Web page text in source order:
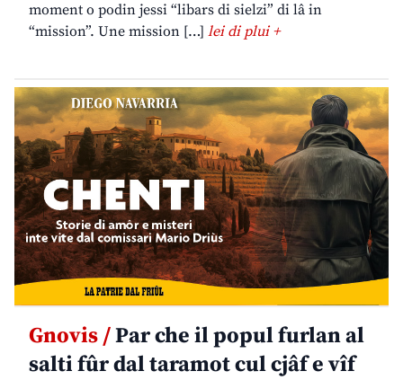
moment o podin jessi “libars di sielzi” di lâ in
“mission”. Une mission […] lei di plui +
Gnovis /Par che il popul furlan al
salti fûr dal taramot cul cjâf e vîf